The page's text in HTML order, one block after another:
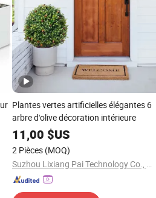
Plantes vertes artificielles élégantes 6
arbre d'olive décoration intérieure
11,00 $US
2 Pièces (MOQ)
Suzhou Lixiang Pai Technology Co., Ltd.